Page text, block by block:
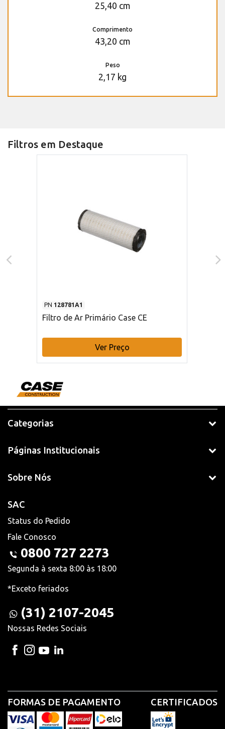
25,40 cm
Comprimento
43,20 cm
Peso
2,17 kg
Filtros em Destaque
PN 128781A1
Filtro de Ar Primário Case CE
Ver Preço
Categorias
Páginas Institucionais
Sobre Nós
SAC
Status do Pedido
Fale Conosco
0800 727 2273
Segunda à sexta 8:00 às 18:00
*Exceto feriados
(31) 2107-2045
Nossas Redes Sociais
FORMAS DE PAGAMENTO CERTIFICADOS